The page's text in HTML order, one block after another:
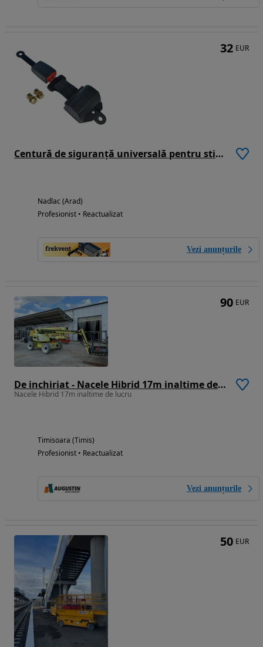
Centură de siguranță universală pentru stivuitor
Nadlac (Arad)
Profesionist • Reactualizat
Vezi anunțurile
32 EUR
De inchiriat - Nacele Hibrid 17m inaltime de lucru
Nacele Hibrid 17m inaltime de lucru
Timisoara (Timis)
Profesionist • Reactualizat
Vezi anunțurile
90 EUR
50 EUR